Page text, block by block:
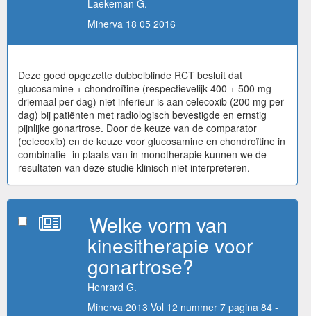
Laekeman G.
Minerva 18 05 2016
Deze goed opgezette dubbelblinde RCT besluit dat
glucosamine + chondroïtine (respectievelijk 400 + 500 mg
driemaal per dag) niet inferieur is aan celecoxib (200 mg per
dag) bij patiënten met radiologisch bevestigde en ernstig
pijnlijke gonartrose. Door de keuze van de comparator
(celecoxib) en de keuze voor glucosamine en chondroïtine in
combinatie- in plaats van in monotherapie kunnen we de
resultaten van deze studie klinisch niet interpreteren.
Welke vorm van
kinesitherapie voor
gonartrose?
Henrard G.
Minerva 2013 Vol 12 nummer 7 pagina 84 -